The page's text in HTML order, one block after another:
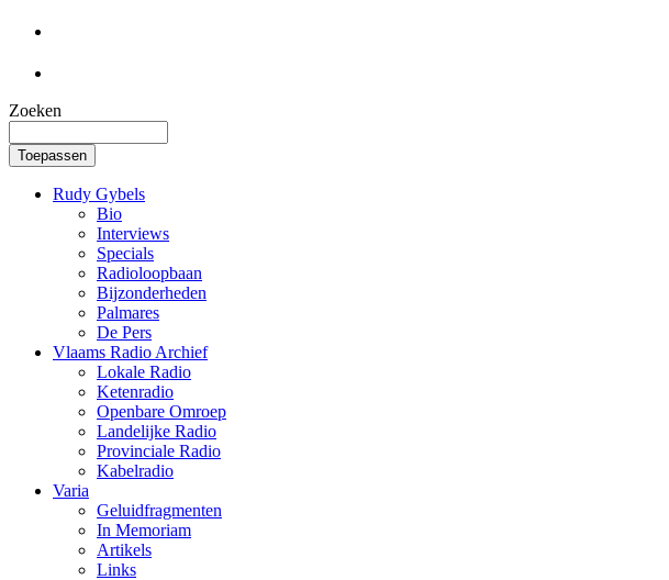
Overslaan en naar de inhoud gaan
Zoeken
Rudy Gybels
Bio
Interviews
Specials
Radioloopbaan
Bijzonderheden
Palmares
De Pers
Vlaams Radio Archief
Lokale Radio
Ketenradio
Openbare Omroep
Landelijke Radio
Provinciale Radio
Kabelradio
Varia
Geluidfragmenten
In Memoriam
Artikels
Links